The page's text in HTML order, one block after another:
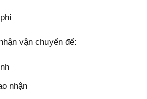
vận chuyển để:
nhận